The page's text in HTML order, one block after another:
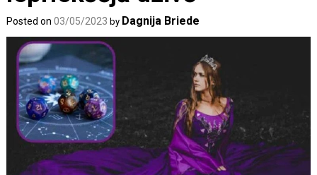
Posted on03/05/2023 by Dagnija Briede